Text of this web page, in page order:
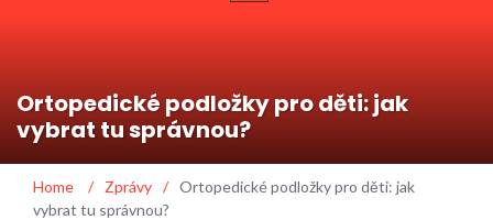
Ortopedické podložky pro děti: jak
vybrat tu správnou?
Home / Zprávy / Ortopedické podložky pro děti: jak
vybrat tu správnou?